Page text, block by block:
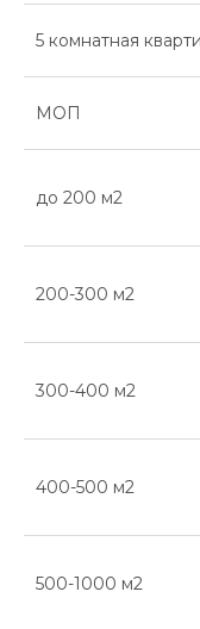
5 комнатная
МОП
до 200 м2
200-300 м2
300-400 м2
400-500 м2
500-1000 м2